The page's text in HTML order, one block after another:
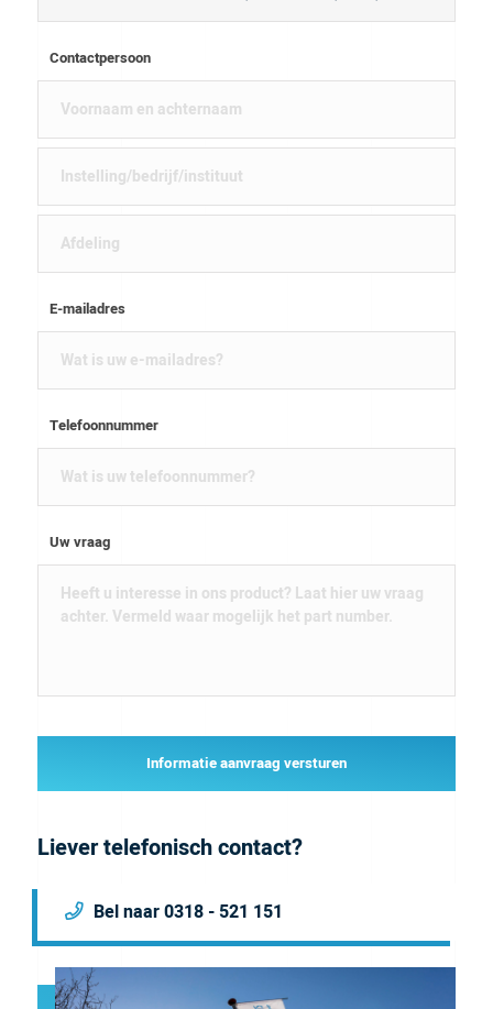
Contactpersoon
E-mailadres
Telefoonnummer
Uw vraag
Informatie aanvraag versturen
Liever telefonisch contact?
Bel naar 0318 - 521 151